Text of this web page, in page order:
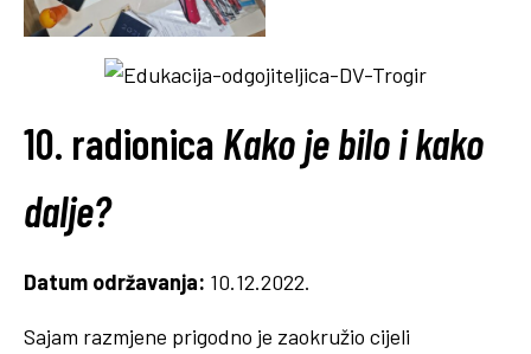
10. radionica Kako je bilo i kako
dalje?
Datum održavanja: 10.12.2022.
Sajam razmjene prigodno je zaokružio cijeli